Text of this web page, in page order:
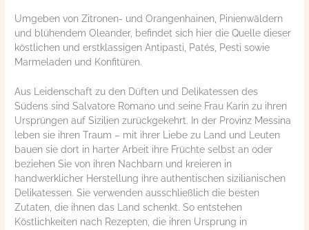
Umgeben von Zitronen- und Orangenhainen, Pinienwäldern
und blühendem Oleander, befindet sich hier die Quelle dieser
köstlichen und erstklassigen Antipasti, Patés, Pesti sowie
Marmeladen und Konfitüren.
Aus Leidenschaft zu den Düften und Delikatessen des
Südens sind Salvatore Romano und seine Frau Karin zu ihren
Ursprüngen auf Sizilien zurückgekehrt. In der Provinz Messina
leben sie ihren Traum – mit ihrer Liebe zu Land und Leuten
bauen sie dort in harter Arbeit ihre Früchte selbst an oder
beziehen Sie von ihren Nachbarn und kreieren in
handwerklicher Herstellung ihre authentischen sizilianischen
Delikatessen. Sie verwenden ausschließlich die besten
Zutaten, die ihnen das Land schenkt. So entstehen
Köstlichkeiten nach Rezepten, die ihren Ursprung in